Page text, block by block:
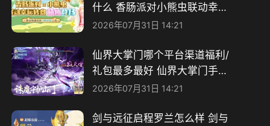
什么 香肠派对小熊虫联动幸运
转盘说明
2026年07月31日 14:21
仙界大掌门哪个平台渠道福利/
礼包最多最好 仙界大掌门手游
福利分享
2026年07月31日 14:21
剑与远征启程罗兰怎么样 剑与